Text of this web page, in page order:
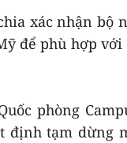
xác nhận bộ
để phù hợp
phòng
định tạm dừng